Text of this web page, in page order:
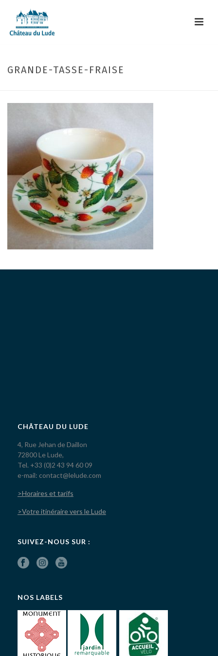
GRANDE-TASSE-FRAISE
CHÂTEAU DU LUDE
4, Rue Jehan de Daillon
72800 Le Lude,
Tel. +33 (0)2 43 94 60 09
e-mail: contact@lelude.com
>Horaires et tarifs
>Votre itinéraire vers le Lude
SUIVEZ-NOUS SUR :
NOS LABELS